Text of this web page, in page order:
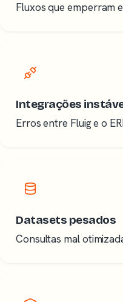
Fluxos que emperram
Integrações
Erros entre Fluig e o
Datasets pesados
Consultas mal